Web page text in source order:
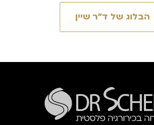
הבלוג של ד״ר שיין